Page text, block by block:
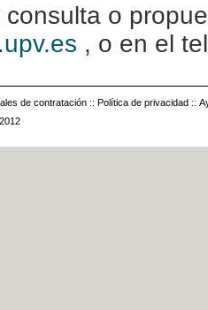
o
, o en el
de contratación :: Política de privacidad ::